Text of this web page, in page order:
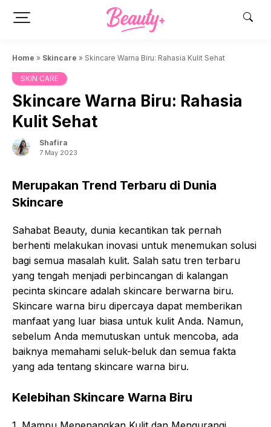
Home » Skincare » Skincare Warna Biru: Rahasia Kulit Sehat
SKIN CARE
Skincare Warna Biru: Rahasia
Kulit Sehat
Shafira
7 May 2023
Merupakan Trend Terbaru di Dunia
Skincare
Sahabat Beauty, dunia kecantikan tak pernah
berhenti melakukan inovasi untuk menemukan solusi
bagi semua masalah kulit. Salah satu tren terbaru
yang tengah menjadi perbincangan di kalangan
pecinta skincare adalah skincare berwarna biru.
Skincare warna biru dipercaya dapat memberikan
manfaat yang luar biasa untuk kulit Anda. Namun,
sebelum Anda memutuskan untuk mencoba, ada
baiknya memahami seluk-beluk dan semua fakta
yang ada tentang skincare warna biru.
Kelebihan Skincare Warna Biru